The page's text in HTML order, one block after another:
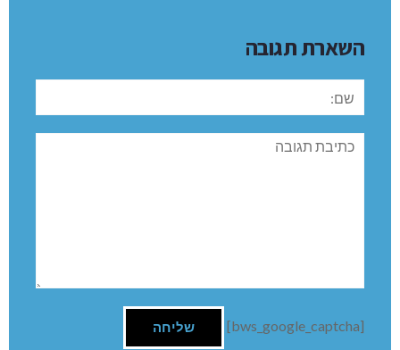
השארת תגובה
תגובה
[bws_google_captcha]